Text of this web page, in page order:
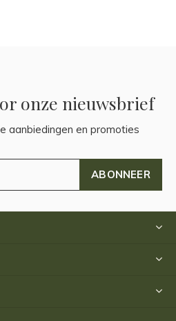
onze nieuwsbrief
aanbiedingen en promoties
ABONNEER